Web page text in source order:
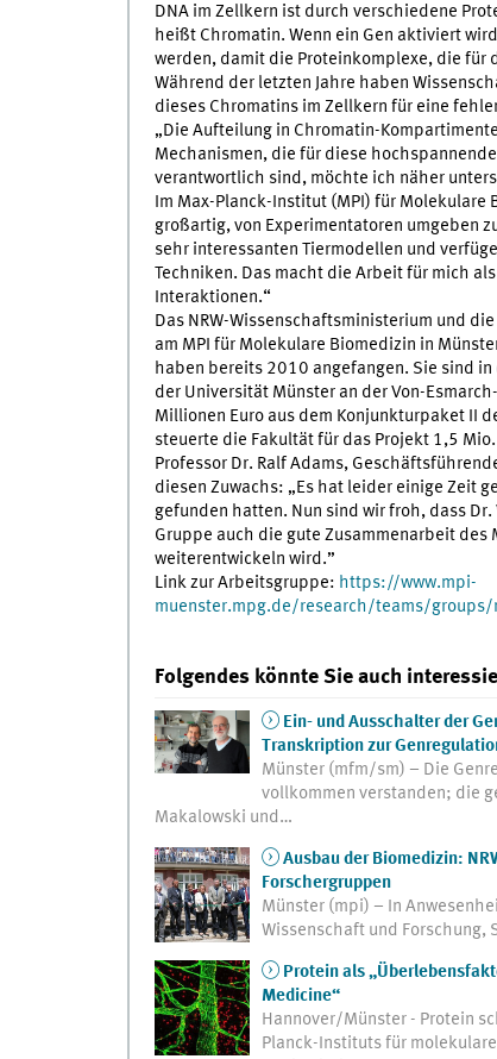
DNA im Zellkern ist durch verschiedene
heißt Chromatin. Wenn ein Gen aktiviert
werden, damit die Proteinkomplexe, die für
Während der letzten Jahre haben
dieses Chromatins im Zellkern für eine
„Die Aufteilung in Chromatin-
Mechanismen, die für diese
verantwortlich sind, möchte ich näher
Im Max-Planck-Institut (MPI) für
großartig, von Experimentatoren umgeben
sehr interessanten Tiermodellen und
Techniken. Das macht die Arbeit für mich
Interaktionen.“
Das NRW-Wissenschaftsministerium und
am MPI für Molekulare Biomedizin in
haben bereits 2010 angefangen. Sie sind
der Universität Münster an der Von-
Millionen Euro aus dem Konjunkturpaket II
steuerte die Fakultät für das Projekt 1,5
Professor Dr. Ralf Adams,
diesen Zuwachs: „Es hat leider einige Zeit
gefunden hatten. Nun sind wir froh, dass
Gruppe auch die gute Zusammenarbeit
weiterentwickeln wird.”
Link zur Arbeitsgruppe: https://www.mpi-
muenster.mpg.de/research/teams/
Folgendes könnte Sie auch
Ein- und Ausschalter der
Transkription zur
Münster (mfm/sm) – Die
vollkommen verstanden; die
Makalowski und…
Ausbau der Biomedizin:
Forschergruppen
Münster (mpi) – In
Wissenschaft und Forschung,
Protein als
Medicine“
Hannover/Münster - Protein
Planck-Instituts für